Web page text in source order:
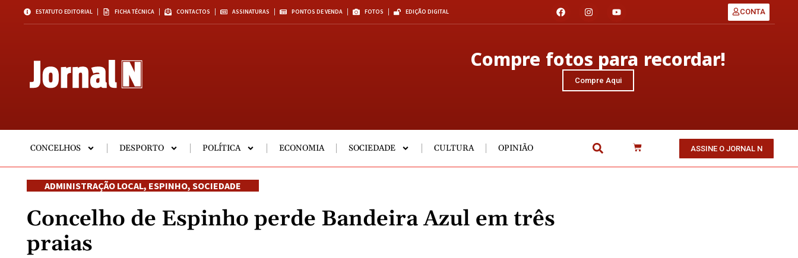
ESTATUTO EDITORIAL FICHA TÉCNICA CONTACTOS ASSINATURAS PONTOS DE VENDA FOTOS EDIÇÃO DIGITAL CONTA
Compre fotos para recordar!
Compre Aqui
CONCELHOS DESPORTO POLÍTICA ECONOMIA SOCIEDADE CULTURA OPINIÃO ASSINE O JORNAL N
ADMINISTRAÇÃO LOCAL, ESPINHO, SOCIEDADE
Concelho de Espinho perde Bandeira Azul em três
praias